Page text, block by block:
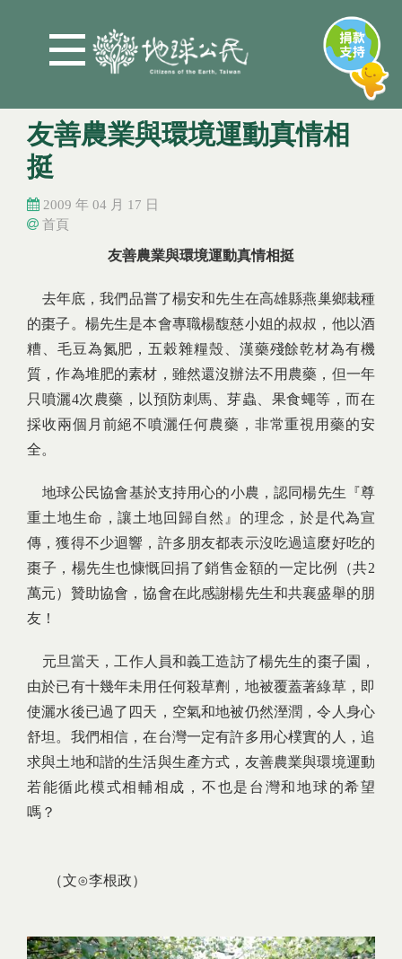
友善農業與環境運動真情相
挺
2009 年 04 月 17 日
首頁
友善農業與環境運動真情相挺
去年底，我們品嘗了楊安和先生在高雄縣燕巢鄉栽種
的棗子。楊先生是本會專職楊馥慈小姐的叔叔，他以酒
糟、毛豆為氮肥，五穀雜糧殼、漢藥殘餘乾材為有機
質，作為堆肥的素材，雖然還沒辦法不用農藥，但一年
只噴灑4次農藥，以預防刺馬、芽蟲、果食蠅等，而在
採收兩個月前絕不噴灑任何農藥，非常重視用藥的安
全。
地球公民協會基於支持用心的小農，認同楊先生『尊
重土地生命，讓土地回歸自然』的理念，於是代為宣
傳，獲得不少迴響，許多朋友都表示沒吃過這麼好吃的
棗子，楊先生也慷慨回捐了銷售金額的一定比例（共2
萬元）贊助協會，協會在此感謝楊先生和共襄盛舉的朋
友！
元旦當天，工作人員和義工造訪了楊先生的棗子園，
由於已有十幾年未用任何殺草劑，地被覆蓋著綠草，即
使灑水後已過了四天，空氣和地被仍然溼潤，令人身心
舒坦。我們相信，在台灣一定有許多用心樸實的人，追
求與土地和諧的生活與生產方式，友善農業與環境運動
若能循此模式相輔相成，不也是台灣和地球的希望
嗎？
（文⊙李根政）